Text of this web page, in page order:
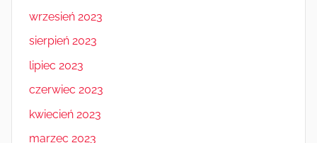
wrzesień 2023
sierpień 2023
lipiec 2023
czerwiec 2023
kwiecień 2023
marzec 2023